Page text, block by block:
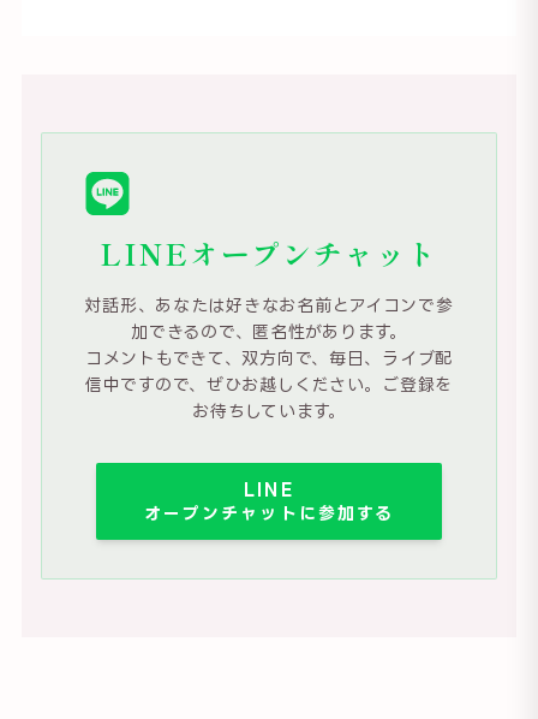
LINEオープンチャット
対話形、あなたは好きなお名前とアイコンで参
加できるので、匿名性があります。
コメントもできて、双方向で、毎日、ライブ配
信中ですので、ぜひお越しください。ご登録を
お待ちしています。
LINE
オープンチャットに参加する